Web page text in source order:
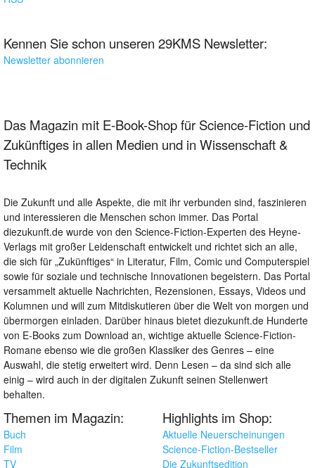
Kennen Sie schon unseren 29KMS Newsletter:
Newsletter abonnieren
Das Magazin mit E-Book-Shop für Science-Fiction und
Zukünftiges in allen Medien und in Wissenschaft &
Technik
Die Zukunft und alle Aspekte, die mit ihr verbunden sind, faszinieren
und interessieren die Menschen schon immer. Das Portal
diezukunft.de wurde von den Science-Fiction-Experten des Heyne-
Verlags mit großer Leidenschaft entwickelt und richtet sich an alle,
die sich für „Zukünftiges“ in Literatur, Film, Comic und Computerspiel
sowie für soziale und technische Innovationen begeistern. Das Portal
versammelt aktuelle Nachrichten, Rezensionen, Essays, Videos und
Kolumnen und will zum Mitdiskutieren über die Welt von morgen und
übermorgen einladen. Darüber hinaus bietet diezukunft.de Hunderte
von E-Books zum Download an, wichtige aktuelle Science-Fiction-
Romane ebenso wie die großen Klassiker des Genres – eine
Auswahl, die stetig erweitert wird. Denn Lesen – da sind sich alle
einig – wird auch in der digitalen Zukunft seinen Stellenwert
behalten.
Themen im Magazin:
Buch
Film
TV
Highlights im Shop:
Aktuelle Neuerscheinungen
Science-Fiction-Bestseller
Die Zukunftsedition